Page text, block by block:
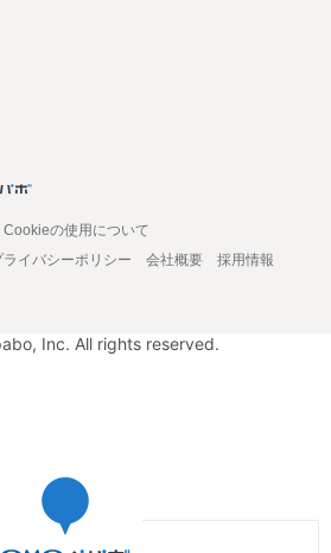
Cookieの使用について
ライバシーポリシー 会社概要
採用情報
Inc. All rights reserved.